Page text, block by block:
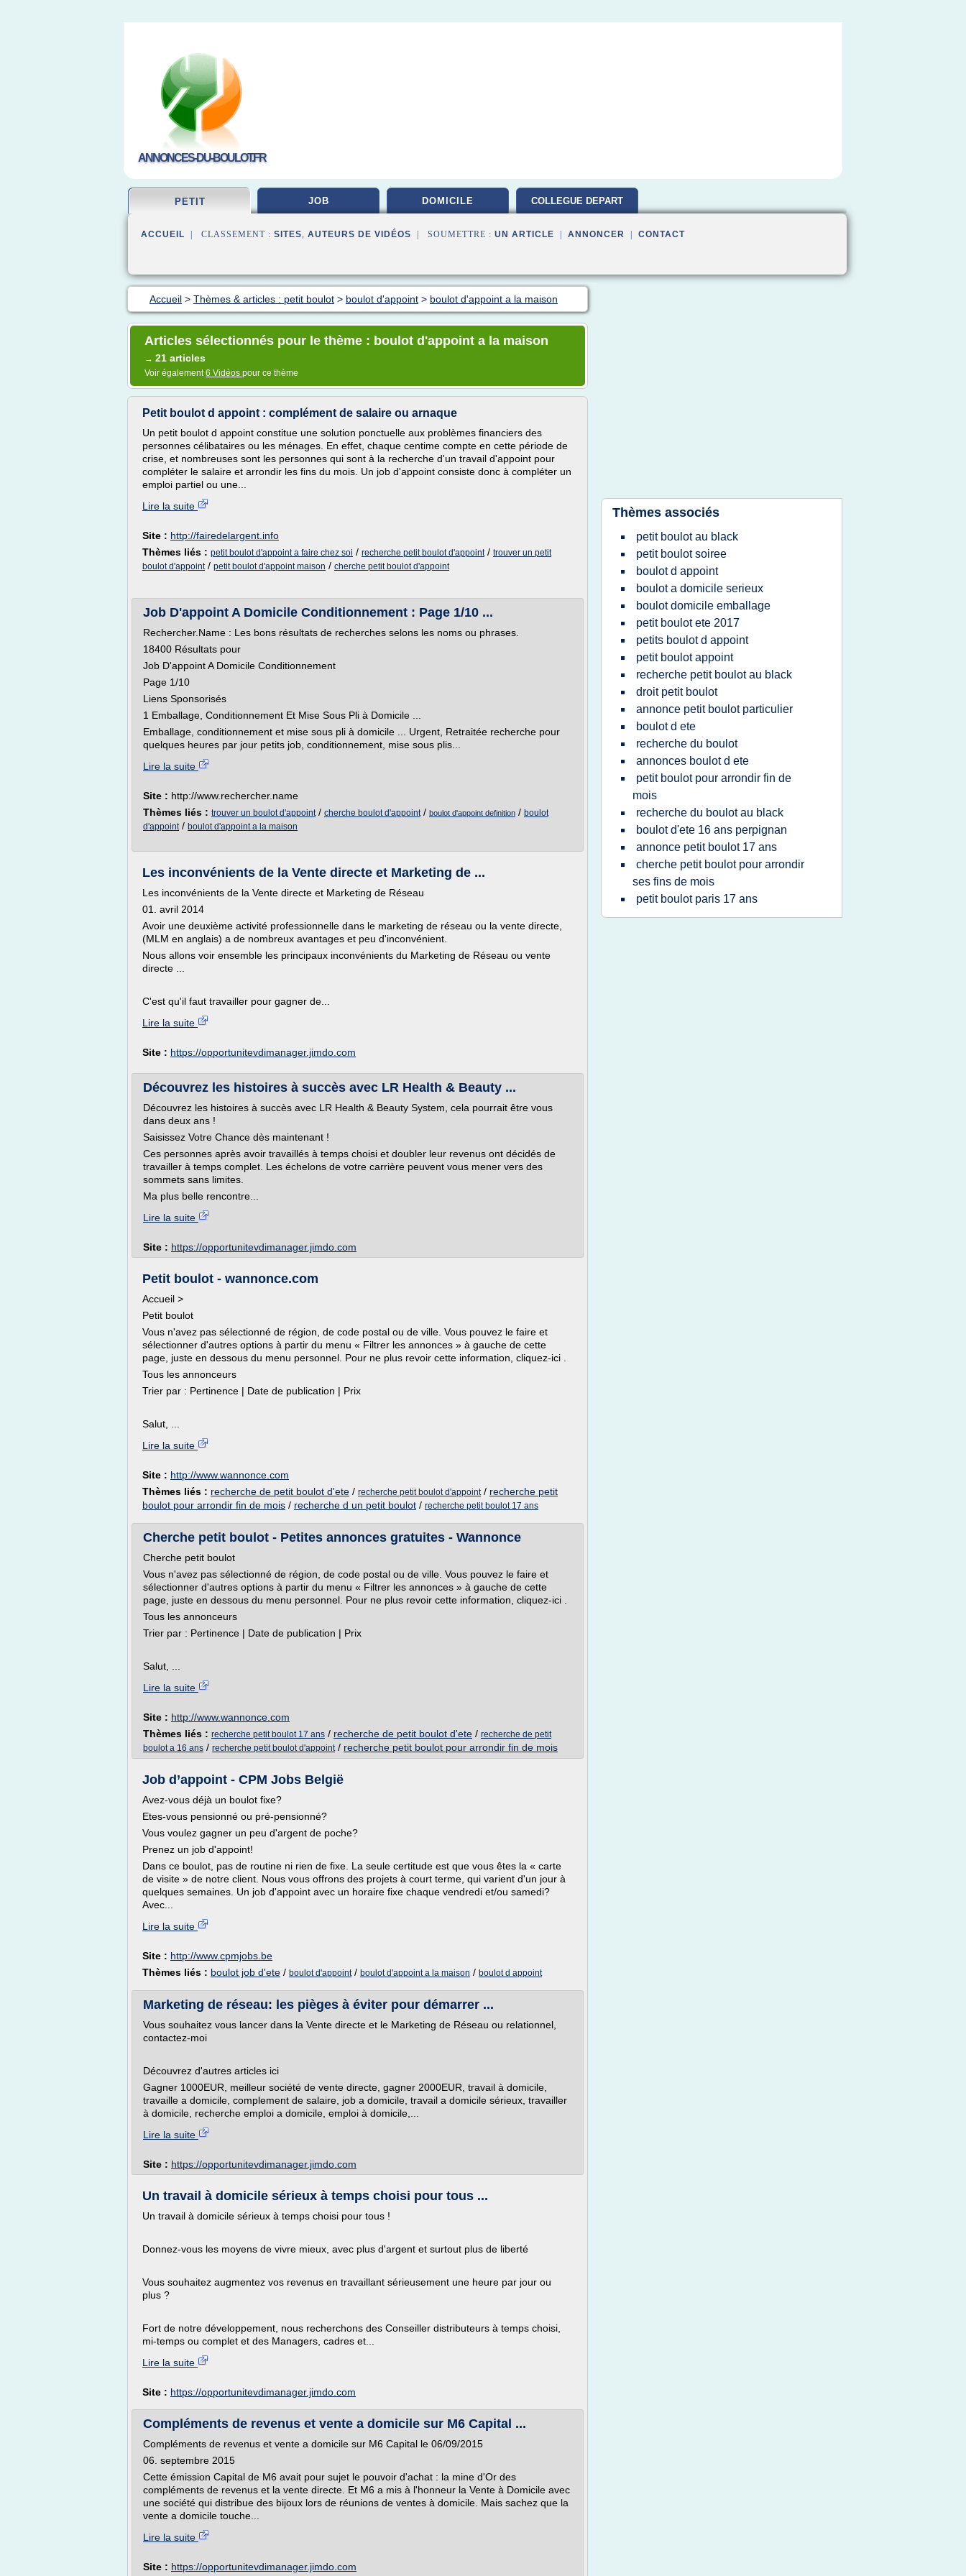
ANNONCES-DU-BOULOT.FR
PETIT JOB DOMICILE COLLEGUE DEPART
ACCUEIL | CLASSEMENT : SITES, AUTEURS DE VIDÉOS | SOUMETTRE : UN ARTICLE ANNONCER CONTACT
Accueil > Thèmes & articles : petit boulot > boulot d'appoint > boulot d'appoint a la maison
Articles sélectionnés pour le thème : boulot d'appoint a la maison
→ 21 articles
Voir également6 Vidéos pour ce thème
Petit boulot d appoint : complément de salaire ou arnaque
Un petit boulot d appoint constitue une solution ponctuelle aux problèmes financiers des
personnes célibataires ou les ménages. En effet, chaque centime compte en cette période de
crise, et nombreuses sont les personnes qui sont à la recherche d'un travail d'appoint pour
compléter le salaire et arrondir les fins du mois. Un job d'appoint consiste donc à compléter un
emploi partiel ou une...
Lire la suite
Site : http://fairedelargent.info
Thèmes liés : petit boulot d'appoint a faire chez soi / recherche petit boulot d'appoint/ trouver un petit
boulot d'appoint/ petit boulot d'appoint maison / cherche petit boulot d'appoint
Job D'appoint A Domicile Conditionnement : Page 1/10 ...
Rechercher.Name : Les bons résultats de recherches selons les noms ou phrases.
18400 Résultats pour
Job D'appoint A Domicile Conditionnement
Page 1/10
Liens Sponsorisés
1 Emballage, Conditionnement Et Mise Sous Pli à Domicile ...
Emballage, conditionnement et mise sous pli à domicile ... Urgent, Retraitée recherche pour
quelques heures par jour petits job, conditionnement, mise sous plis...
Lire la suite
Site : http://www.rechercher.name
Thèmes liés : trouver un boulot d'appoint/ cherche boulot d'appoint/ boulot d'appoint definition / boulot
d'appoint/ boulot d'appoint a la maison
Les inconvénients de la Vente directe et Marketing de ...
Les inconvénients de la Vente directe et Marketing de Réseau
01. avril 2014
Avoir une deuxième activité professionnelle dans le marketing de réseau ou la vente directe,
(MLM en anglais) a de nombreux avantages et peu d'inconvénient.
Nous allons voir ensemble les principaux inconvénients du Marketing de Réseau ou vente
directe ...
C'est qu'il faut travailler pour gagner de...
Lire la suite
Site : https://opportunitevdimanager.jimdo.com
Découvrez les histoires à succès avec LR Health & Beauty ...
Découvrez les histoires à succès avec LR Health & Beauty System, cela pourrait être vous
dans deux ans !
Saisissez Votre Chance dès maintenant !
Ces personnes après avoir travaillés à temps choisi et doubler leur revenus ont décidés de
travailler à temps complet. Les échelons de votre carrière peuvent vous mener vers des
sommets sans limites.
Ma plus belle rencontre...
Lire la suite
Site : https://opportunitevdimanager.jimdo.com
Petit boulot - wannonce.com
Accueil >
Petit boulot
Vous n'avez pas sélectionné de région, de code postal ou de ville. Vous pouvez le faire et
sélectionner d'autres options à partir du menu « Filtrer les annonces » à gauche de cette
page, juste en dessous du menu personnel. Pour ne plus revoir cette information, cliquez-ici .
Tous les annonceurs
Trier par : Pertinence | Date de publication | Prix
Salut, ...
Lire la suite
Site : http://www.wannonce.com
Thèmes liés : recherche de petit boulot d'ete / recherche petit boulot d'appoint/ recherche petit
boulot pour arrondir fin de mois / recherche d un petit boulot / recherche petit boulot 17 ans
Cherche petit boulot - Petites annonces gratuites - Wannonce
Cherche petit boulot
Vous n'avez pas sélectionné de région, de code postal ou de ville. Vous pouvez le faire et
sélectionner d'autres options à partir du menu « Filtrer les annonces » à gauche de cette
page, juste en dessous du menu personnel. Pour ne plus revoir cette information, cliquez-ici .
Tous les annonceurs
Trier par : Pertinence | Date de publication | Prix
Salut, ...
Lire la suite
Site : http://www.wannonce.com
Thèmes liés : recherche petit boulot 17 ans / recherche de petit boulot d'ete / recherche de petit
boulot a 16 ans / recherche petit boulot d'appoint/ recherche petit boulot pour arrondir fin de mois
Job d’appoint - CPM Jobs België
Avez-vous déjà un boulot fixe?
Etes-vous pensionné ou pré-pensionné?
Vous voulez gagner un peu d'argent de poche?
Prenez un job d'appoint!
Dans ce boulot, pas de routine ni rien de fixe. La seule certitude est que vous êtes la « carte
de visite » de notre client. Nous vous offrons des projets à court terme, qui varient d'un jour à
quelques semaines. Un job d'appoint avec un horaire fixe chaque vendredi et/ou samedi?
Avec...
Lire la suite
Site : http://www.cpmjobs.be
Thèmes liés : boulot job d'ete / boulot d'appoint/ boulot d'appoint a la maison / boulot d appoint
Marketing de réseau: les pièges à éviter pour démarrer ...
Vous souhaitez vous lancer dans la Vente directe et le Marketing de Réseau ou relationnel,
contactez-moi
Découvrez d'autres articles ici
Gagner 1000EUR, meilleur société de vente directe, gagner 2000EUR, travail à domicile,
travaille a domicile, complement de salaire, job a domicile, travail a domicile sérieux, travailler
à domicile, recherche emploi a domicile, emploi à domicile,...
Lire la suite
Site : https://opportunitevdimanager.jimdo.com
Un travail à domicile sérieux à temps choisi pour tous ...
Un travail à domicile sérieux à temps choisi pour tous !
Donnez-vous les moyens de vivre mieux, avec plus d'argent et surtout plus de liberté
Vous souhaitez augmentez vos revenus en travaillant sérieusement une heure par jour ou
plus ?
Fort de notre développement, nous recherchons des Conseiller distributeurs à temps choisi,
mi-temps ou complet et des Managers, cadres et...
Lire la suite
Site : https://opportunitevdimanager.jimdo.com
Compléments de revenus et vente a domicile sur M6 Capital ...
Compléments de revenus et vente a domicile sur M6 Capital le 06/09/2015
06. septembre 2015
Cette émission Capital de M6 avait pour sujet le pouvoir d'achat : la mine d'Or des
compléments de revenus et la vente directe. Et M6 a mis à l'honneur la Vente à Domicile avec
une société qui distribue des bijoux lors de réunions de ventes à domicile. Mais sachez que la
vente a domicile touche...
Lire la suite
Site : https://opportunitevdimanager.jimdo.com
Thèmes associés
petit boulot au black
petit boulot soiree
boulot d appoint
boulot a domicile serieux
boulot domicile emballage
petit boulot ete 2017
petits boulot d appoint
petit boulot appoint
recherche petit boulot au black
droit petit boulot
annonce petit boulot particulier
boulot d ete
recherche du boulot
annonces boulot d ete
petit boulot pour arrondir fin de
mois
recherche du boulot au black
boulot d'ete 16 ans perpignan
annonce petit boulot 17 ans
cherche petit boulot pour arrondir
ses fins de mois
petit boulot paris 17 ans